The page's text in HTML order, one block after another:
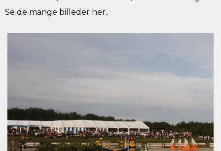
Se de mange billeder her..